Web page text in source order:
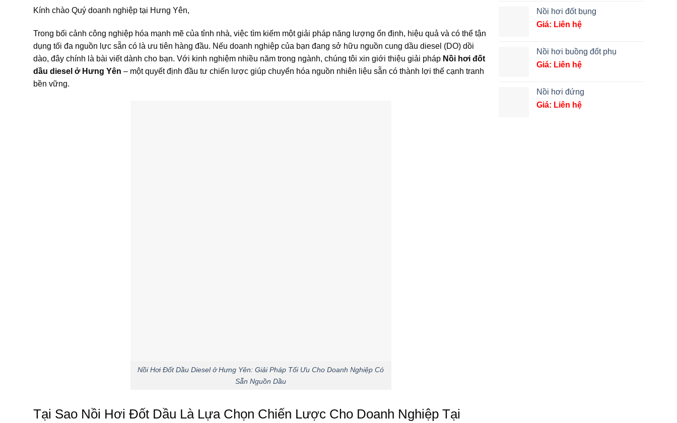
Kính chào Quý doanh nghiệp tại Hưng Yên,
Trong bối cảnh công nghiệp hóa mạnh mẽ của tỉnh nhà, việc tìm kiếm một giải pháp năng lượng ổn định, hiệu quả và có thể tận
dụng tối đa nguồn lực sẵn có là ưu tiên hàng đầu. Nếu doanh nghiệp của bạn đang sở hữu nguồn cung dầu diesel (DO) dồi
dào, đây chính là bài viết dành cho bạn. Với kinh nghiệm nhiều năm trong ngành, chúng tôi xin giới thiệu giải pháp Nồi hơi đốt
dầu diesel ở Hưng Yên – một quyết định đầu tư chiến lược giúp chuyển hóa nguồn nhiên liệu sẵn có thành lợi thế cạnh tranh
bền vững.
Nồi Hơi Đốt Dầu Diesel ở Hưng Yên: Giải Pháp Tối Ưu Cho Doanh Nghiệp Có
Sẵn Nguồn Dầu
Tại Sao Nồi Hơi Đốt Dầu Là Lựa Chọn Chiến Lược Cho Doanh Nghiệp Tại
Nồi hơi đốt bụng
Giá: Liên hệ
Nồi hơi buồng đốt phụ
Giá: Liên hệ
Nồi hơi đứng
Giá: Liên hệ